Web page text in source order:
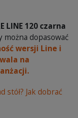
LINE 120 czarna
dopasować
wersji Line i
na
stół? Jak dobrać